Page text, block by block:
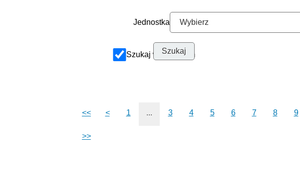
Jednostka
Szukaj w archiwum
<< < 1 ... 3 4 5 6 7 8 9
>>